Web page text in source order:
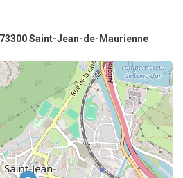
Saint-Jean-de-Maurienne